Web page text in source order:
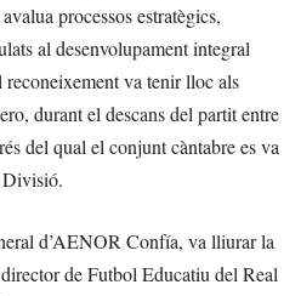
processos estratègics,
al desenvolupament integral
va tenir lloc als
durant el descans del partit entre
del qual el conjunt càntabre es va
Divisió.
d’AENOR Confía, va lliurar la
de Futbol Educatiu del Real